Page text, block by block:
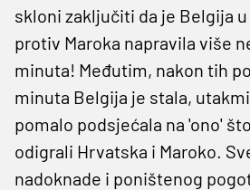
skloni zaključiti da je Belgija
protiv Maroka napravila više
minuta! Međutim, nakon tih
minuta Belgija je stala,
pomalo podsjećala na 'ono'
odigrali Hrvatska i Maroko.
nadoknade i poništenog